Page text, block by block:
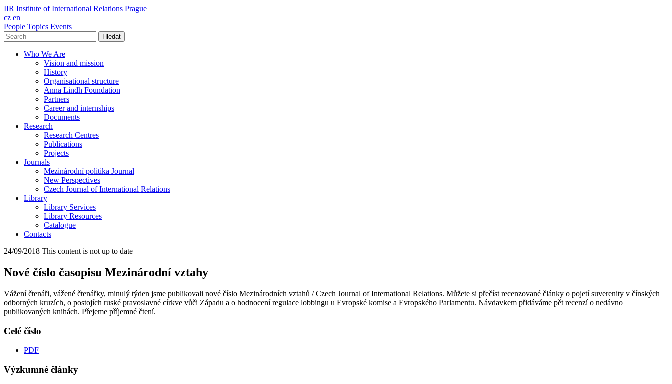
IIR Institute of International Relations Prague
cz en
People Topics Events
Hledat
Who We Are
Vision and mission
History
Organisational structure
Anna Lindh Foundation
Partners
Career and internships
Documents
Research
Research Centres
Publications
Projects
Journals
Mezinárodní politika Journal
New Perspectives
Czech Journal of International Relations
Library
Library Services
Library Resources
Catalogue
Contacts
24/09/2018 This content is not up to date
Nové číslo časopisu Mezinárodní vztahy
Vážení čtenáři, vážené čtenářky, minulý týden jsme publikovali nové číslo Mezinárodních vztahů / Czech Journal of International Relations. Můžete si přečíst recenzované články o pojetí suverenity v čínských
odborných kruzích, o postojích ruské pravoslavné církve vůči Západu a o hodnocení regulace lobbingu u Evropské komise a Evropského Parlamentu. Návdavkem přidáváme pět recenzí o nedávno
publikovaných knihách. Přejeme příjemné čtení.
Celé číslo
PDF
Výzkumné články